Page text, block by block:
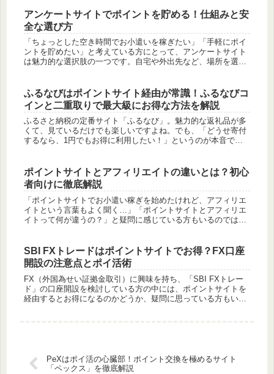
アンケートサイトでポイントを貯める！仕組みと安
全な選び方
「ちょっとした空き時間でお小遣いを稼ぎたい」「手軽にポイ
ントを貯めたい」と考えている方にとって、アンケートサイト
は魅力的な選択肢の一つです。自宅や外出先など、場所を選ば
ふるなびはポイントサイト経由が常識！ふるなびコ
インと二重取りで最大級にお得な方法を解説
ふるさと納税の定番サイト「ふるなび」。魅力的な返礼品が多
くて、見ているだけでも楽しいですよね。でも、「どうせ寄付
するなら、1円でもお得に利用したい！」というのが本音では
ポイントサイトとアフィリエイトの違いとは？初心
者向けに徹底解説
「ポイントサイトでお小遣い稼ぎを始めたけれど、アフィリエ
イトという言葉もよく聞く…」「ポイントサイトとアフィリエ
イトって何が違うの？」と疑問に感じている方もいるのではな
SBI FXトレードはポイントサイトでお得？FX口座
開設の注意点とポイ活術
FX（外国為せい証拠金取引）に興味を持ち、「SBI FXトレー
ド」の口座開設を検討している方の中には、ポイントサイトを
経由するとお得になるのかどうか、疑問に思っている方もいる
PeXはポイ活の心臓部！ポイント交換を極めるサイト
「ペックス」を徹底解説